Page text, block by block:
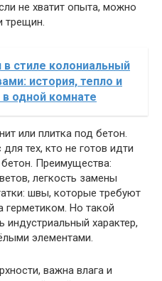
не хватит опыта, можно
трещин.
в стиле колониальный
история, тепло и
одной комнате
или плитка под бетон.
тех, кто не готов идти
Преимущества:
легкость замены
швы, которые требуют
герметиком. Но такой
индустриальный характер,
элементами.
важна влага и